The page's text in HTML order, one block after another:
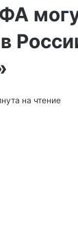
на чтение